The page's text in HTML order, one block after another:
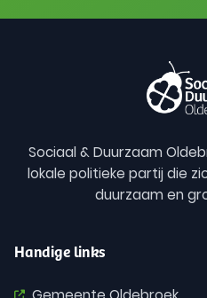
Sociaal & Duurzaam
lokale politieke partij die
duurzaam en
Handige links